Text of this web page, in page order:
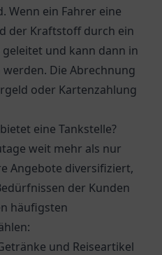
Wenn ein Fahrer eine
der Kraftstoff durch ein
und kann dann in
Die Abrechnung
oder Kartenzahlung
eine Tankstelle?
weit mehr als nur
Angebote diversifiziert,
der Kunden
häufigsten
und Reiseartikel